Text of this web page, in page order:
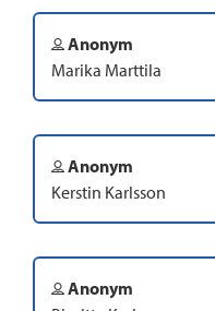
Anonym
Marika Marttila
Anonym
Kerstin Karlsson
Anonym